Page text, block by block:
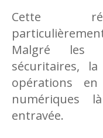
Cette
Malgré les
sécuritaires,
opérations
numériques
entravée.